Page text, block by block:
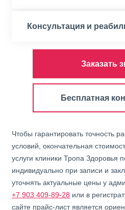
Консультация и
Заказать
Бесплатная
Чтобы гарантировать точность
условий, окончательная
услуги клиники Тропа Здоровья
индивидуально при записи и
уточнять актуальные цены у
+7 903 409-89-28 или в
сайте прайс-лист является